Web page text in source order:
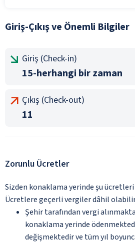
Giriş-Çıkış ve Önemli Bilgiler
Giriş (Check-in)
15-herhangi bir zaman
Çıkış (Check-out)
11
Zorunlu Ücretler
Sizden konaklama yerinde şu
Ücretlere geçerli vergiler dâhil
Şehir tarafından vergi
konaklama yerinde
değişmektedir ve tüm yıl